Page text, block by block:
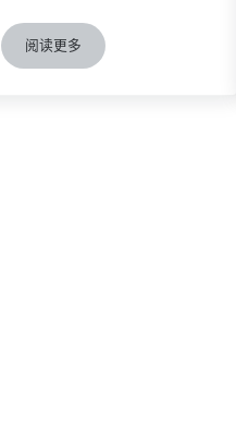
阅读更多最适合招待商务客户的城市